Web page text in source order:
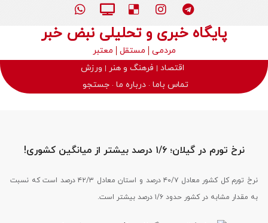
پایگاه خبری و تحلیلی نبض خبر
مردمی مستقل
معتبر
اقتصاد
فرهنگ و هنر
ورزش
تماس باما درباره ما جستجو
نرخ تورم در گیلان؛ ۱/۶ درصد بیشتر از میانگین کشوری!
نرخ تورم کل کشور معادل ۴۰/۷ درصد و استان معادل ۴۲/۳ درصد است که نسبت
به مقدار مشابه در کشور حدود ۱/۶ درصد بیشتر است.